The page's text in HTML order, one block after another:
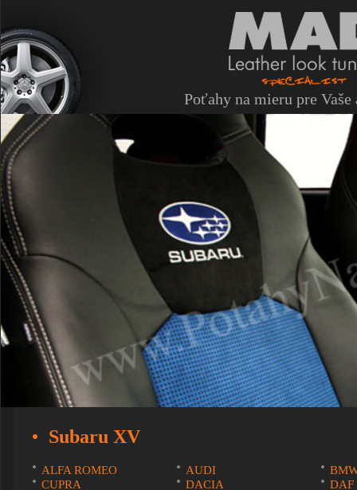
Poťahy na mieru pre Vaše
Subaru XV
ALFA ROMEO AUDI
CUPRA
DACIA
DAF